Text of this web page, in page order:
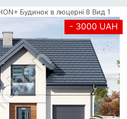
Будинок в люцерні 8 Вид 1
- 3000 UAH